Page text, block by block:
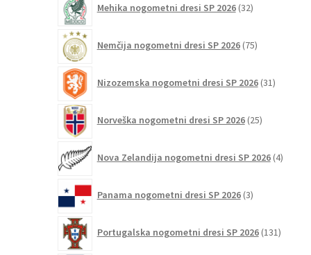
Mehika nogometni dresi SP 2026 32izdelkov
Nemčija nogometni dresi SP 2026 75izdelkov
Nizozemska nogometni dresi SP 2026 31izdelkov
Norveška nogometni dresi SP 2026 25izdelkov
Nova Zelandija nogometni dresi SP 2026 4izdelki
Panama nogometni dresi SP 2026 3izdelki
Portugalska nogometni dresi SP 2026 131